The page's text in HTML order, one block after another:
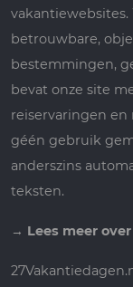
vakantiewebsites.
betrouwbare,
bestemmingen,
bevat onze site
reiservaringen en
géén gebruik
anderszins
teksten.
→ Lees meer